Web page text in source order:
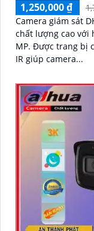
1,250,000 ₫
Camera giám sát
chất lượng cao với
MP. Được trang bị công nghệ ban đêm hồng ngoại Smart
IR giúp camera...